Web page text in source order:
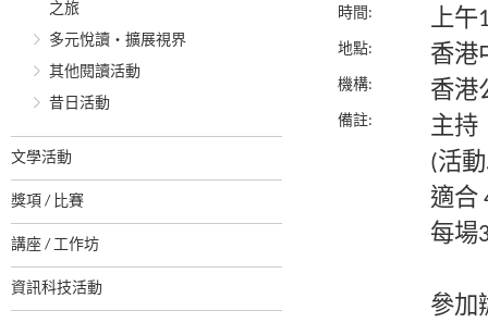
之旅
多元悅讀‧擴展視界
其他閱讀活動
昔日活動
文學活動
獎項 / 比賽
講座 / 工作坊
資訊科技活動
時間: 上午
地點: 香港
機構: 香港
備註:
主持
(活
適合
每場
參加